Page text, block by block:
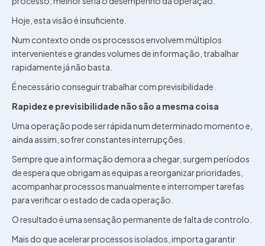
Hoje, esta visão é insuficiente.
Num contexto onde os processos envolvem múltiplos
intervenientes e grandes volumes de informação, trabalhar
rapidamente já não basta.
É necessário conseguir trabalhar com previsibilidade.
Rapidez e previsibilidade não são a mesma coisa
Uma operação pode ser rápida num determinado momento e,
ainda assim, sofrer constantes interrupções.
Sempre que a informação demora a chegar, surgem períodos
de espera que obrigam as equipas a reorganizar prioridades,
acompanhar processos manualmente e interromper tarefas
para verificar o estado de cada operação.
O resultado é uma sensação permanente de falta de controlo.
Mais do que acelerar processos isolados, importa garantir